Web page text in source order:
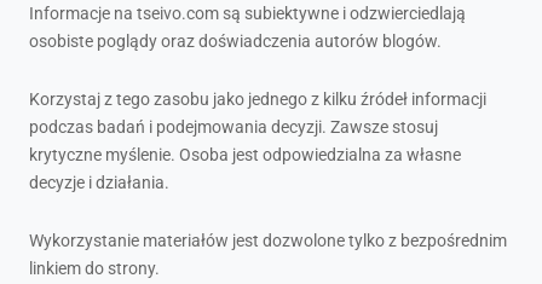
Informacje na tseivo.com są subiektywne i odzwierciedlają
osobiste poglądy oraz doświadczenia autorów blogów.
Korzystaj z tego zasobu jako jednego z kilku źródeł informacji
podczas badań i podejmowania decyzji. Zawsze stosuj
krytyczne myślenie. Osoba jest odpowiedzialna za własne
decyzje i działania.
Wykorzystanie materiałów jest dozwolone tylko z bezpośrednim
linkiem do strony.